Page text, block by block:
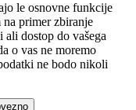
le osnovne funkcije
na primer zbiranje
dostop do vašega
o vas ne moremo
ne bodo nikoli